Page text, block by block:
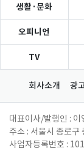
생활·문화
오피니언
TV
회사소개 광
대표이사/발행인 : 이
주소 : 서울시 종로
사업자등록번호 :